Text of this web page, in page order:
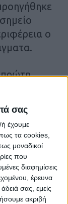
σας
ή έχουμε
τα cookies,
μοναδικοί
που
διαφημίσεις
έρευνα
σας, εμείς
ακριβή
ο
ημίχρονο
της
λυγά
είναι